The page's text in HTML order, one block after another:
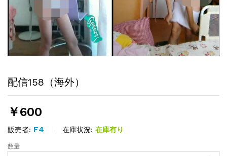
配信158（海外）
￥600
販売者: F4 在庫状況: 在庫有り
配
数量